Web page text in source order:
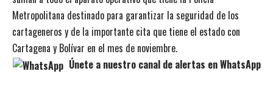
Metropolitana destinado para garantizar la seguridad de los
cartageneros y de la importante cita que tiene el estado con
Cartagena y Bolívar en el mes de noviembre.
Únete a nuestro canal de alertas en WhatsApp